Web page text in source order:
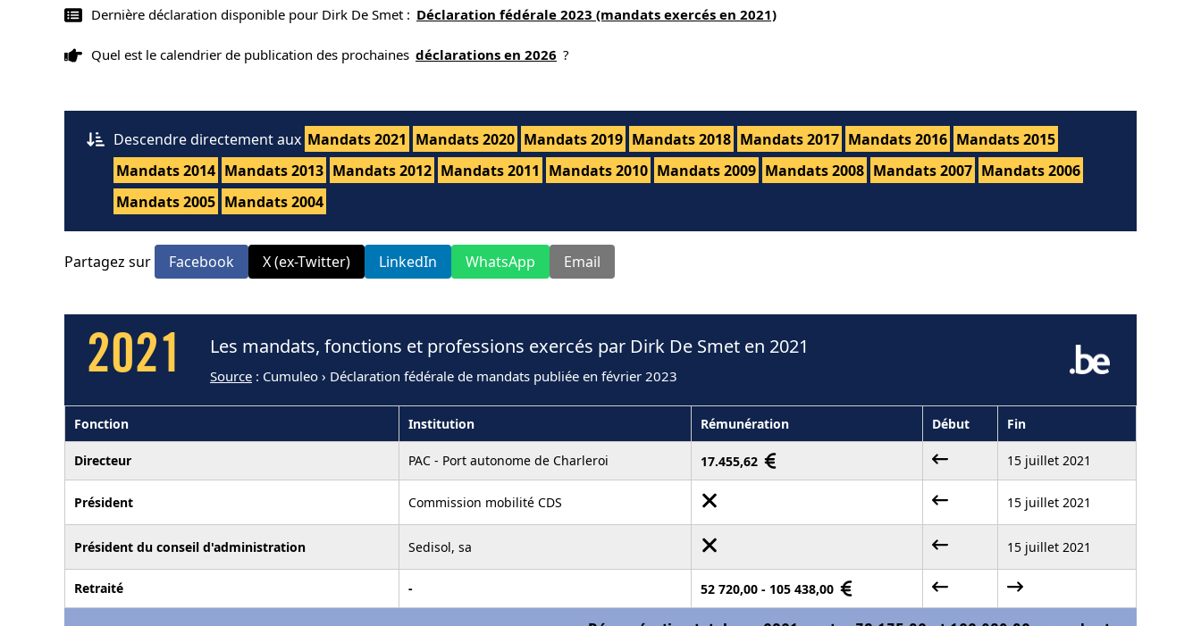
Dernière déclaration disponible pour Dirk De Smet : Déclaration fédérale 2023 (mandats exercés en 2021)
Quel est le calendrier de publication des prochaines déclarations en 2026 ?
Descendre directement aux Mandats 2021 Mandats 2020 Mandats 2019 Mandats 2018 Mandats 2017 Mandats 2016 Mandats 2015
Mandats 2014 Mandats 2013 Mandats 2012 Mandats 2011 Mandats 2010 Mandats 2009 Mandats 2008 Mandats 2007 Mandats 2006
Mandats 2005 Mandats 2004
Partagez sur Facebook X (ex-Twitter) LinkedIn WhatsApp Email
2021 Les mandats, fonctions et professions exercés par Dirk De Smet en 2021
Source : Cumuleo › Déclaration fédérale de mandats publiée en février 2023
Fonction Institution Rémunération Début Fin
Directeur PAC - Port autonome de Charleroi 17.455,62 15 juillet 2021
Président Commission mobilité CDS 15 juillet 2021
Président du conseil d'administration Sedisol, sa 15 juillet 2021
Retraité - 52 720,00 - 105 438,00